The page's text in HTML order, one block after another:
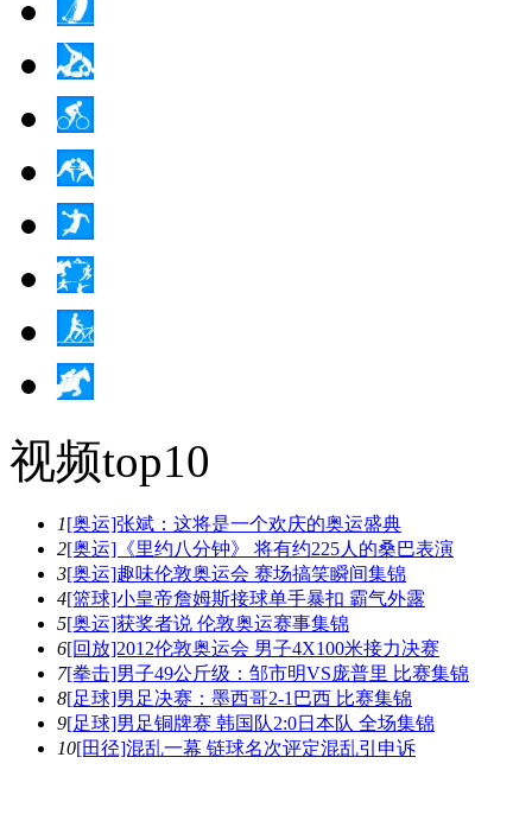
视频top10
1[奥运]张斌：这将是一个欢庆的奥运盛典
2[奥运]《里约八分钟》 将有约225人的桑巴表演
3[奥运]趣味伦敦奥运会 赛场搞笑瞬间集锦
4[篮球]小皇帝詹姆斯接球单手暴扣 霸气外露
5[奥运]获奖者说 伦敦奥运赛事集锦
6[回放]2012伦敦奥运会 男子4X100米接力决赛
7[拳击]男子49公斤级：邹市明VS庞普里 比赛集锦
8[足球]男足决赛：墨西哥2-1巴西 比赛集锦
9[足球]男足铜牌赛 韩国队2:0日本队 全场集锦
10[田径]混乱一幕 链球名次评定混乱引申诉